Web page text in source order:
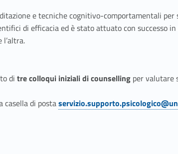
e tecniche cognitivo-comportamentali per
di efficacia ed è stato attuato con successo
di tre colloqui iniziali di counselling per valutare
casella di posta